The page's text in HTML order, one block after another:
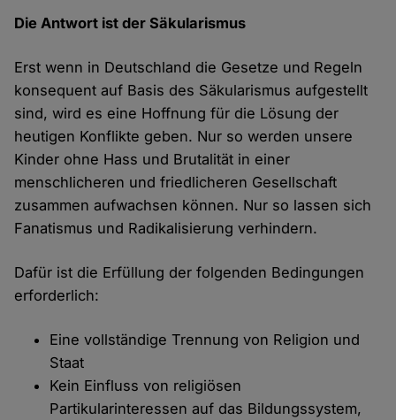
Die Antwort ist der Säkularismus
Erst wenn in Deutschland die Gesetze und Regeln
konsequent auf Basis des Säkularismus aufgestellt
sind, wird es eine Hoffnung für die Lösung der
heutigen Konflikte geben. Nur so werden unsere
Kinder ohne Hass und Brutalität in einer
menschlicheren und friedlicheren Gesellschaft
zusammen aufwachsen können. Nur so lassen sich
Fanatismus und Radikalisierung verhindern.
Dafür ist die Erfüllung der folgenden Bedingungen
erforderlich:
Eine vollständige Trennung von Religion und
Staat
Kein Einfluss von religiösen
Partikularinteressen auf das Bildungssystem,